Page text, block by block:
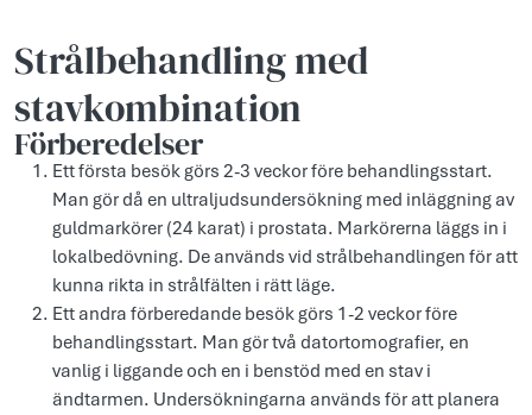
Strålbehandling med
stavkombination
Förberedelser
Ett första besök görs 2-3 veckor före behandlingsstart.
Man gör då en ultraljudsundersökning med inläggning av
guldmarkörer (24 karat) i prostata. Markörerna läggs in i
lokalbedövning. De används vid strålbehandlingen för att
kunna rikta in strålfälten i rätt läge.
Ett andra förberedande besök görs 1-2 veckor före
behandlingsstart. Man gör två datortomografier, en
vanlig i liggande och en i benstöd med en stav i
ändtarmen. Undersökningarna används för att planera